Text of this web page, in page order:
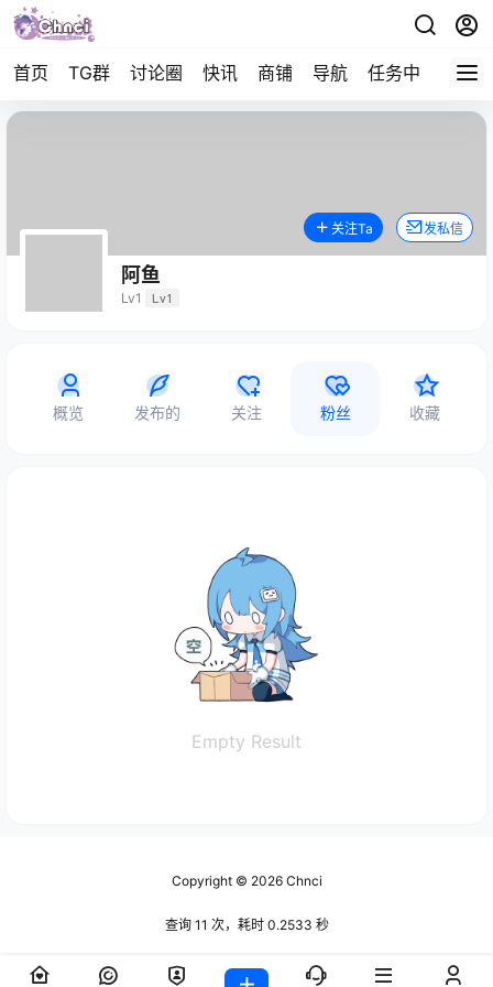
首页 TG群 讨论圈 快讯 商铺 导航 任务中心 帮助
阿鱼
Lv1 Lv1
关注Ta 发私信
概览 发布的 关注 粉丝 收藏
Empty Result
Copyright © 2026Chnci
查询 11 次，耗时 0.2533 秒